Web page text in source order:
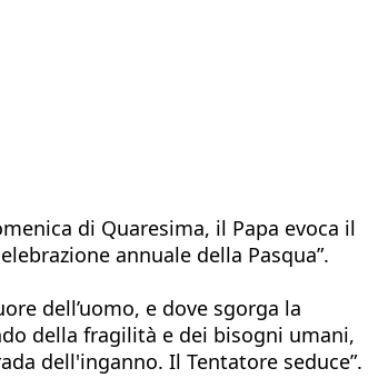
di Quaresima, il Papa evoca il
annuale della Pasqua”.
dell’uomo, e dove sgorga la
della fragilità e dei bisogni umani,
dell'inganno. Il Tentatore seduce”.